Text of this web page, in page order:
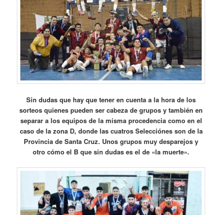
Sin dudas que hay que tener en cuenta a la hora de los
sorteos quienes pueden ser cabeza de grupos y también en
separar a los equipos de la misma procedencia como en el
caso de la zona D, donde las cuatros Selecciónes son de la
Provincia de Santa Cruz. Unos grupos muy desparejos y
otro cómo el B que sin dudas es el de «la muerte».